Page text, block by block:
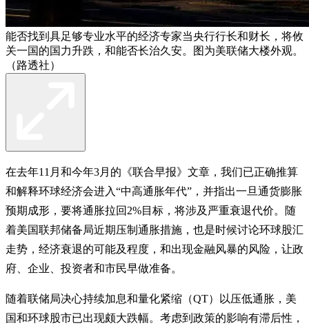
能否找到具足够专业水平的经济专家当央行行长和财长，将攸
关一国的国力升跌，和能否长治久安。图为美联储大楼外观。
（路透社）
在去年11月和今年3月的《联合早报》文章，我们已正确推算
和解释环球经济会进入“中高通胀年代”，并指出一旦通货膨胀
预期成形，要将通胀拉回2%目标，将涉及严重衰退代价。随
着美国联邦储备局近期压制通胀措施，也是时候讨论环球股汇
走势，经济衰退的可能及程度，和出现金融风暴的风险，让政
府、企业、投资者和市民早做准备。
随着联储局决心持续加息和量化紧缩（QT）以压低通胀，美
国和环球股市已出现颇大跌幅。考虑到政策的影响有滞后性，